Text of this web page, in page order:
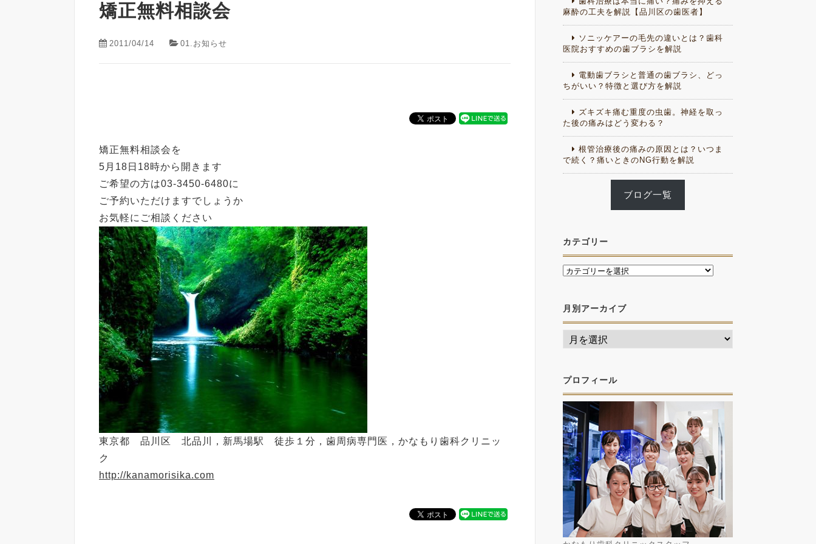
矯正無料相談会
2011/04/14 01.お知らせ
矯正無料相談会を
5月18日18時から開きます
ご希望の方は03-3450-6480に
ご予約いただけますでしょうか
お気軽にご相談ください
東京都 品川区 北品川，新馬場駅 徒歩１分，歯周病専門医，かなもり歯科クリニッ
ク
http://kanamorisika.com
麻酔の工夫を解説【品川区の歯医者】
ソニッケアーの毛先の違いとは？歯科
医院おすすめの歯ブラシを解説
電動歯ブラシと普通の歯ブラシ、どっ
ちがいい？特徴と選び方を解説
ズキズキ痛む重度の虫歯。神経を取っ
た後の痛みはどう変わる？
根管治療後の痛みの原因とは？いつま
で続く？痛いときのNG行動を解説
ブログ一覧
カテゴリー
月別アーカイブ
プロフィール